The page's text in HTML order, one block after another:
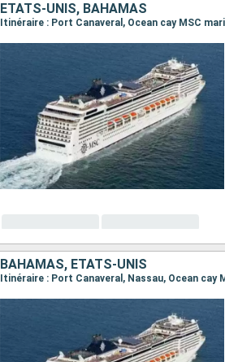
ÉTATS-UNIS, BAHAMAS
Itinéraire : Port Canaveral, Ocean cay MSC
BAHAMAS, ÉTATS-UNIS
Itinéraire : Port Canaveral, Nassau, Ocean cay